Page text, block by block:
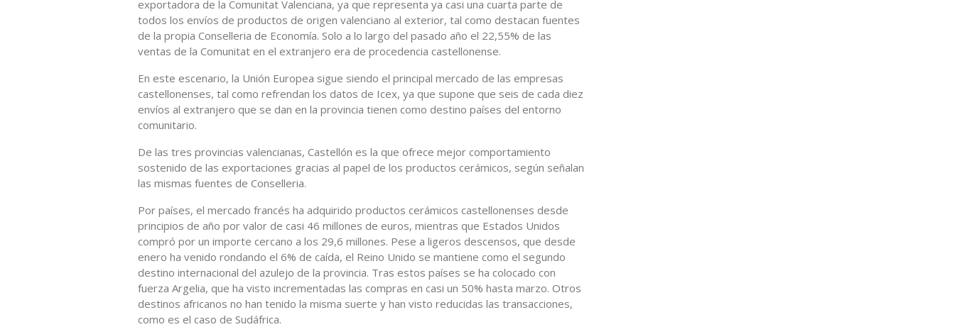
exportadora de la Comunitat Valenciana, ya que representa ya casi una cuarta parte de
todos los envíos de productos de origen valenciano al exterior, tal como destacan fuentes
de la propia Conselleria de Economía. Solo a lo largo del pasado año el 22,55% de las
ventas de la Comunitat en el extranjero era de procedencia castellonense.
En este escenario, la Unión Europea sigue siendo el principal mercado de las empresas
castellonenses, tal como refrendan los datos de Icex, ya que supone que seis de cada diez
envíos al extranjero que se dan en la provincia tienen como destino países del entorno
comunitario.
De las tres provincias valencianas, Castellón es la que ofrece mejor comportamiento
sostenido de las exportaciones gracias al papel de los productos cerámicos, según señalan
las mismas fuentes de Conselleria.
Por países, el mercado francés ha adquirido productos cerámicos castellonenses desde
principios de año por valor de casi 46 millones de euros, mientras que Estados Unidos
compró por un importe cercano a los 29,6 millones. Pese a ligeros descensos, que desde
enero ha venido rondando el 6% de caída, el Reino Unido se mantiene como el segundo
destino internacional del azulejo de la provincia. Tras estos países se ha colocado con
fuerza Argelia, que ha visto incrementadas las compras en casi un 50% hasta marzo. Otros
destinos africanos no han tenido la misma suerte y han visto reducidas las transacciones,
como es el caso de Sudáfrica.